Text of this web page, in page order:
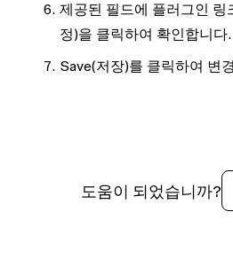
제공된 필드에 플러그인 링
정)을 클릭하여 확인합니다.
Save(저장)를 클릭하여 변
도움이 되었습니까?